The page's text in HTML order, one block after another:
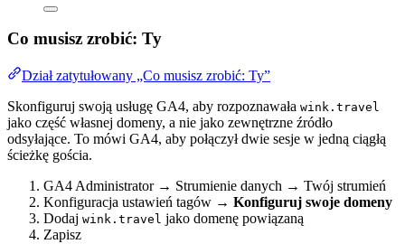
Co musisz zrobić: Ty
Dział zatytułowany „Co musisz zrobić: Ty”
Skonfiguruj swoją usługę GA4, aby rozpoznawała wink.travel
jako część własnej domeny, a nie jako zewnętrzne źródło
odsyłające. To mówi GA4, aby połączył dwie sesje w jedną ciągłą
ścieżkę gościa.
GA4 Administrator → Strumienie danych → Twój strumień
Konfiguracja ustawień tagów → Konfiguruj swoje domeny
Dodaj wink.travel jako domenę powiązaną
Zapisz